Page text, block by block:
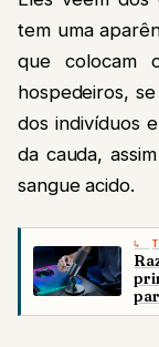
tem uma
que colocam
hospedeiros,
dos indivíduos
da cauda,
sangue acido.